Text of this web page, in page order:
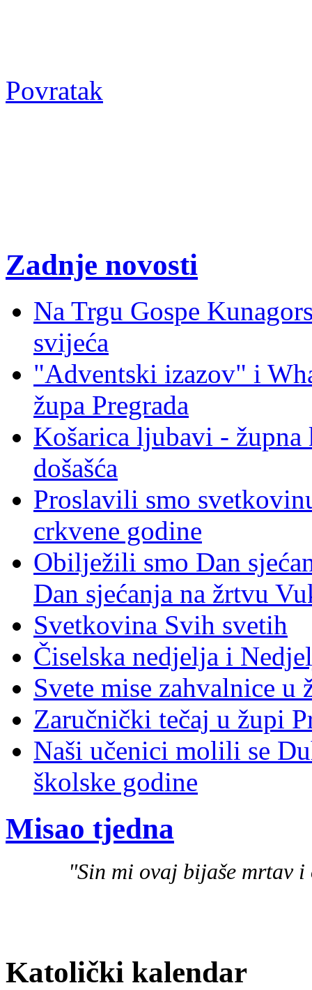
Povratak
Zadnje novosti
Na Trgu Gospe
svijeća
"Adventski izazov" i
župa Pregrada
Košarica ljubavi -
došašća
Proslavili smo
crkvene godine
Obilježili smo Dan
Dan sjećanja na žrtvu
Svetkovina Svih svetih
Čiselska nedjelja i
Svete mise zahvalnice u
Zaručnički tečaj u župi
Naši učenici molili se
školske godine
Misao tjedna
"Sin mi ovaj bijaše mrtav
Katolički kalendar